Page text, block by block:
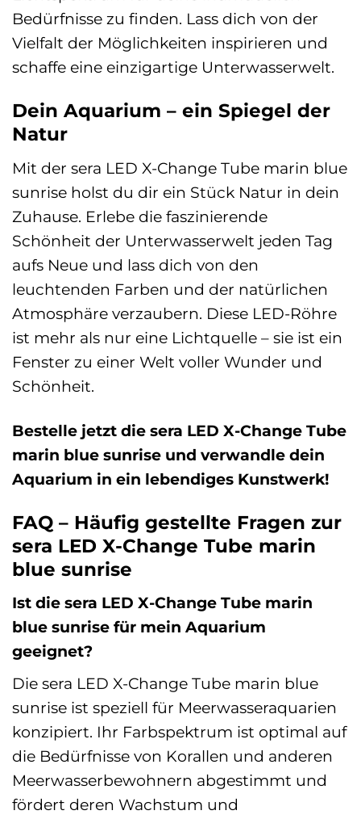
Bedürfnisse zu finden. Lass dich von der
Vielfalt der Möglichkeiten inspirieren und
schaffe eine einzigartige Unterwasserwelt.
Dein Aquarium – ein Spiegel der
Natur
Mit der sera LED X-Change Tube marin blue
sunrise holst du dir ein Stück Natur in dein
Zuhause. Erlebe die faszinierende
Schönheit der Unterwasserwelt jeden Tag
aufs Neue und lass dich von den
leuchtenden Farben und der natürlichen
Atmosphäre verzaubern. Diese LED-Röhre
ist mehr als nur eine Lichtquelle – sie ist ein
Fenster zu einer Welt voller Wunder und
Schönheit.
Bestelle jetzt die sera LED X-Change Tube
marin blue sunrise und verwandle dein
Aquarium in ein lebendiges Kunstwerk!
FAQ – Häufig gestellte Fragen zur
sera LED X-Change Tube marin
blue sunrise
Ist die sera LED X-Change Tube marin
blue sunrise für mein Aquarium
geeignet?
Die sera LED X-Change Tube marin blue
sunrise ist speziell für Meerwasseraquarien
konzipiert. Ihr Farbspektrum ist optimal auf
die Bedürfnisse von Korallen und anderen
Meerwasserbewohnern abgestimmt und
fördert deren Wachstum und